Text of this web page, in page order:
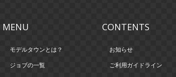
MENU
モデルタウンとは？
ジョブの一覧
CONTENTS
お知らせ
ご利用ガイドライン